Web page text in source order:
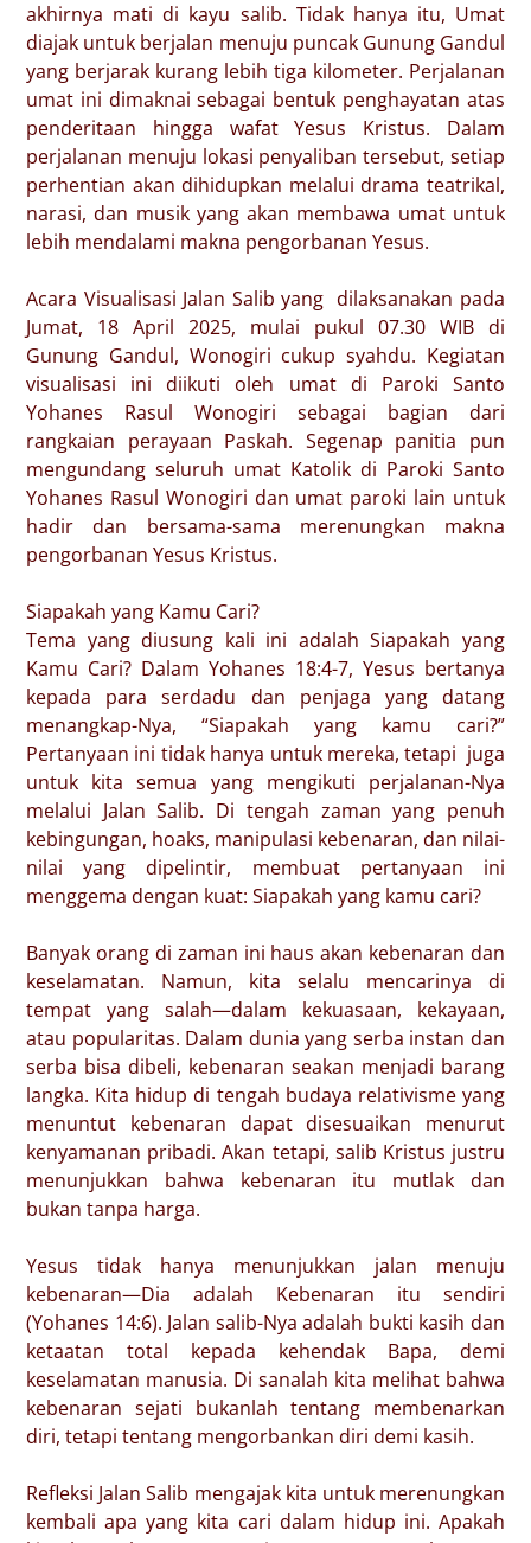
akhirnya mati di kayu salib. Tidak hanya itu, Umat
diajak untuk berjalan menuju puncak Gunung Gandul
yang berjarak kurang lebih tiga kilometer. Perjalanan
umat ini dimaknai sebagai bentuk penghayatan atas
penderitaan hingga wafat Yesus Kristus. Dalam
perjalanan menuju lokasi penyaliban tersebut, setiap
perhentian akan dihidupkan melalui drama teatrikal,
narasi, dan musik yang akan membawa umat untuk
lebih mendalami makna pengorbanan Yesus.
Acara Visualisasi Jalan Salib yang dilaksanakan pada
Jumat, 18 April 2025, mulai pukul 07.30 WIB di
Gunung Gandul, Wonogiri cukup syahdu. Kegiatan
visualisasi ini diikuti oleh umat di Paroki Santo
Yohanes Rasul Wonogiri sebagai bagian dari
rangkaian perayaan Paskah. Segenap panitia pun
mengundang seluruh umat Katolik di Paroki Santo
Yohanes Rasul Wonogiri dan umat paroki lain untuk
hadir dan bersama-sama merenungkan makna
pengorbanan Yesus Kristus.
Siapakah yang Kamu Cari?
Tema yang diusung kali ini adalah Siapakah yang
Kamu Cari? Dalam Yohanes 18:4-7, Yesus bertanya
kepada para serdadu dan penjaga yang datang
menangkap-Nya, “Siapakah yang kamu cari?”
Pertanyaan ini tidak hanya untuk mereka, tetapi juga
untuk kita semua yang mengikuti perjalanan-Nya
melalui Jalan Salib. Di tengah zaman yang penuh
kebingungan, hoaks, manipulasi kebenaran, dan nilai-
nilai yang dipelintir, membuat pertanyaan ini
menggema dengan kuat: Siapakah yang kamu cari?
Banyak orang di zaman ini haus akan kebenaran dan
keselamatan. Namun, kita selalu mencarinya di
tempat yang salah—dalam kekuasaan, kekayaan,
atau popularitas. Dalam dunia yang serba instan dan
serba bisa dibeli, kebenaran seakan menjadi barang
langka. Kita hidup di tengah budaya relativisme yang
menuntut kebenaran dapat disesuaikan menurut
kenyamanan pribadi. Akan tetapi, salib Kristus justru
menunjukkan bahwa kebenaran itu mutlak dan
bukan tanpa harga.
Yesus tidak hanya menunjukkan jalan menuju
kebenaran—Dia adalah Kebenaran itu sendiri
(Yohanes 14:6). Jalan salib-Nya adalah bukti kasih dan
ketaatan total kepada kehendak Bapa, demi
keselamatan manusia. Di sanalah kita melihat bahwa
kebenaran sejati bukanlah tentang membenarkan
diri, tetapi tentang mengorbankan diri demi kasih.
Refleksi Jalan Salib mengajak kita untuk merenungkan
kembali apa yang kita cari dalam hidup ini. Apakah